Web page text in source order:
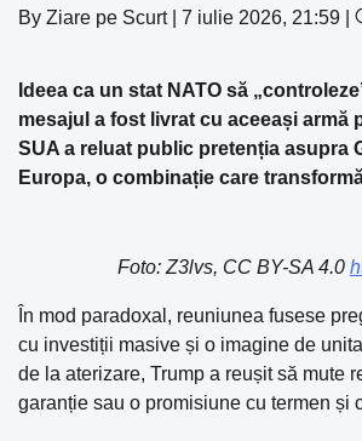
By Ziare pe Scurt 7 iulie 2026, 21:59
Ideea ca un stat NATO să
mesajul a fost livrat cu aceeași
SUA a reluat public pretenția asupra
Europa, o combinație care
Foto: Z3lvs, CC BY-SA 4.0
În mod paradoxal, reuniunea fusese
cu investiții masive și o imagine de
de la aterizare, Trump a reușit să mute
garanție sau o promisiune cu termen și